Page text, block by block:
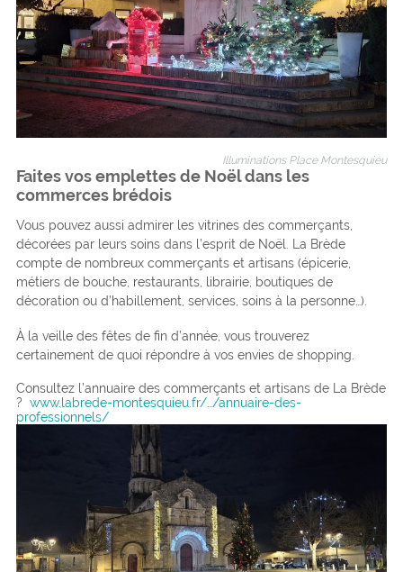
Illuminations Place Montesquieu
Faites vos emplettes de Noël dans les
commerces brédois
Vous pouvez aussi admirer les vitrines des commerçants,
décorées par leurs soins dans l’esprit de Noël. La Brède
compte de nombreux commerçants et artisans (épicerie,
métiers de bouche, restaurants, librairie, boutiques de
décoration ou d’habillement, services, soins à la personne…).
À la veille des fêtes de fin d’année, vous trouverez
certainement de quoi répondre à vos envies de shopping.
Consultez l’annuaire des commerçants et artisans de La Brède
? www.labrede-montesquieu.fr/…/annuaire-des-
professionnels/